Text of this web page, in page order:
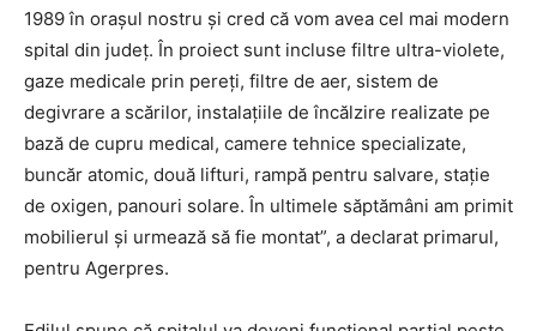
1989 în oraşul nostru şi cred că vom avea cel mai modern
spital din judeţ. În proiect sunt incluse filtre ultra-violete,
gaze medicale prin pereţi, filtre de aer, sistem de
degivrare a scărilor, instalaţiile de încălzire realizate pe
bază de cupru medical, camere tehnice specializate,
buncăr atomic, două lifturi, rampă pentru salvare, staţie
de oxigen, panouri solare. În ultimele săptămâni am primit
mobilierul şi urmează să fie montat”, a declarat primarul,
pentru Agerpres.